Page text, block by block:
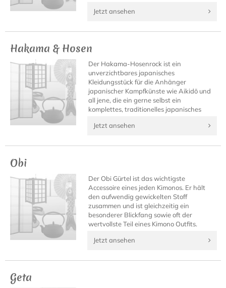
Jetzt ansehen
Hakama & Hosen
Der Hakama-Hosenrock ist ein
unverzichtbares japanisches
Kleidungsstück für die Anhänger
japanischer Kampfkünste wie Aikidō und
all jene, die ein gerne selbst ein
komplettes, traditionelles japanisches
Jetzt ansehen
Obi
Der Obi Gürtel ist das wichtigste
Accessoire eines jeden Kimonos. Er hält
den aufwendig gewickelten Stoff
zusammen und ist gleichzeitig ein
besonderer Blickfang sowie oft der
wertvollste Teil eines Kimono Outfits.
Jetzt ansehen
Geta